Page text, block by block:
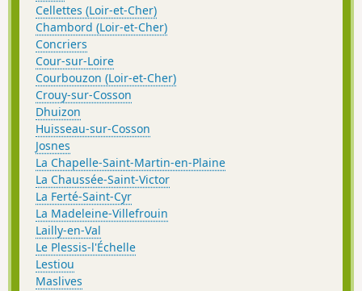
Cellettes (Loir-et-Cher)
Chambord (Loir-et-Cher)
Concriers
Cour-sur-Loire
Courbouzon (Loir-et-Cher)
Crouy-sur-Cosson
Dhuizon
Huisseau-sur-Cosson
Josnes
La Chapelle-Saint-Martin-en-Plaine
La Chaussée-Saint-Victor
La Ferté-Saint-Cyr
La Madeleine-Villefrouin
Lailly-en-Val
Le Plessis-l'Échelle
Lestiou
Maslives